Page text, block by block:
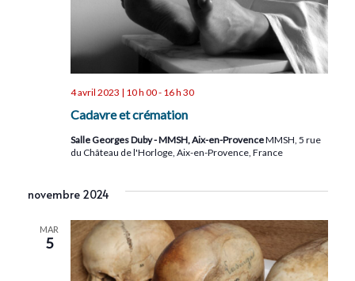
Cadavre et crémation
4 avril 2023 | 10 h 00- 16 h 30
Salle Georges Duby - MMSH, Aix-en-ProvenceMMSH, 5 rue
du Château de l'Horloge, Aix-en-Provence, France
novembre 2024
MAR
5